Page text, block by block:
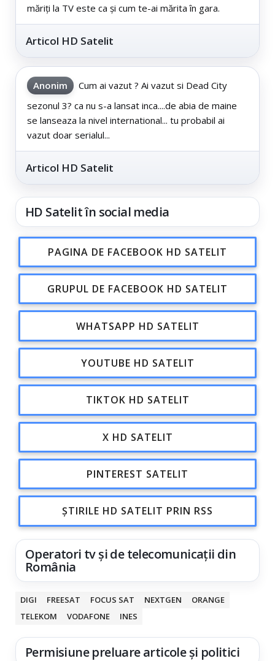
măriți la TV este ca și cum te-ai mărita în gara.
Articol HD Satelit
Anonim
Cum ai vazut ? Ai vazut si Dead City
sezonul 3? ca nu s-a lansat inca....de abia de maine
se lanseaza la nivel international... tu probabil ai
vazut doar serialul...
Articol HD Satelit
HD Satelit în social media
PAGINA DE FACEBOOK HD SATELIT
GRUPUL DE FACEBOOK HD SATELIT
WHATSAPP HD SATELIT
YOUTUBE HD SATELIT
TIKTOK HD SATELIT
X HD SATELIT
PINTEREST SATELIT
ȘTIRILE HD SATELIT PRIN RSS
Operatori tv și de telecomunicații din
România
DIGI FREESAT FOCUS SAT NEXTGEN
ORANGE
TELEKOM
VODAFONE INES
Permisiune preluare articole și politici